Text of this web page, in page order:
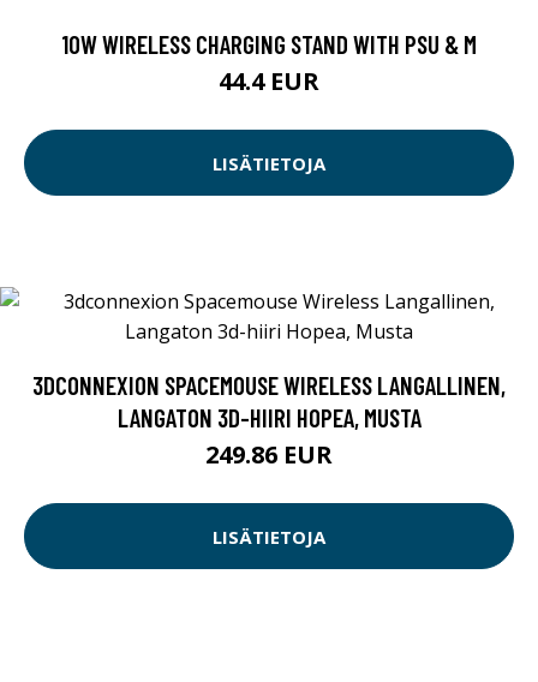
10W WIRELESS CHARGING STAND WITH PSU & M
44.4 EUR
LISÄTIETOJA
3DCONNEXION SPACEMOUSE WIRELESS LANGALLINEN,
LANGATON 3D-HIIRI HOPEA, MUSTA
249.86 EUR
LISÄTIETOJA